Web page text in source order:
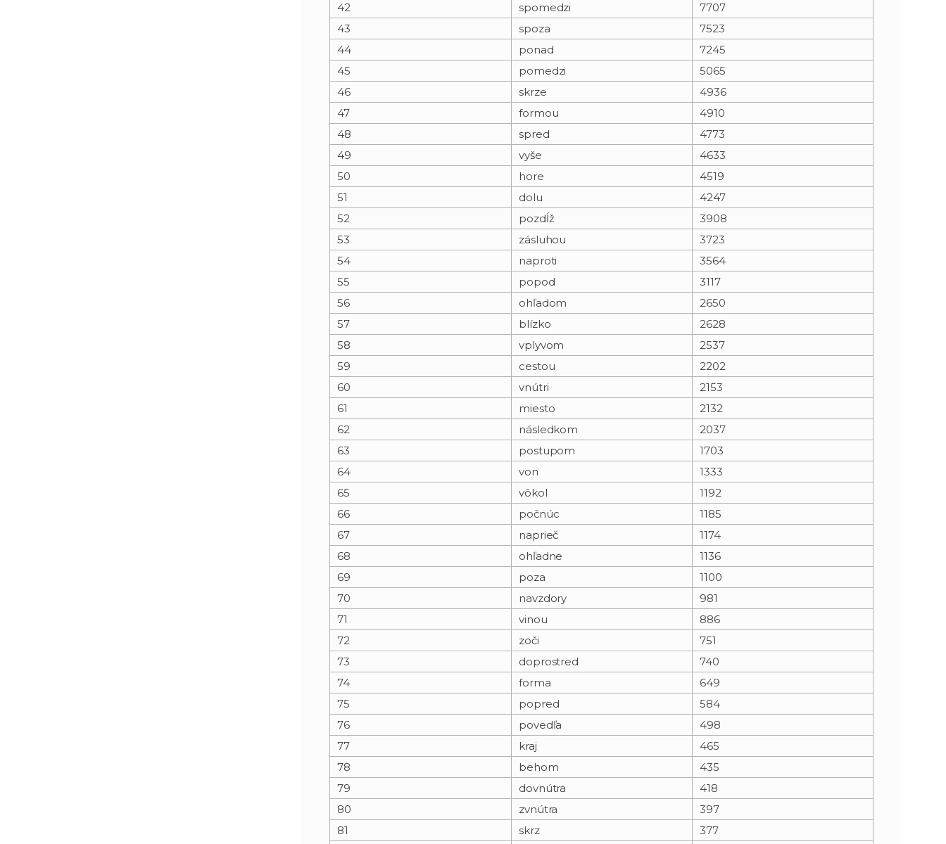
42
spomedzi
7707
43
spoza
7523
44
ponad
7245
45
pomedzi
5065
46
skrze
4936
47
formou
4910
48
spred
4773
49
vyše
4633
50
hore
4519
51
dolu
4247
52
pozdĺž
3908
53
zásluhou
3723
54
naproti
3564
55
popod
3117
56
ohľadom
2650
57
blízko
2628
58
vplyvom
2537
59
cestou
2202
60
vnútri
2153
61
miesto
2132
62
následkom
2037
63
postupom
1703
64
von
1333
65
vôkol
1192
66
počnúc
1185
67
naprieč
1174
68
ohľadne
1136
69
poza
1100
70
navzdory
981
71
vinou
886
72
zoči
751
73
doprostred
740
74
forma
649
75
popred
584
76
povedľa
498
77
kraj
465
78
behom
435
79
dovnútra
418
80
zvnútra
397
81
skrz
377